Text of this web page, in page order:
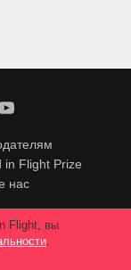
in Flight Prize
нас
с согласия
Flight, вы
.